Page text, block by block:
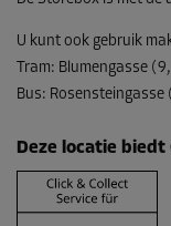
Unit 26
Oppervlak: 2,1 m²
L:1,21m B:1,68
U kunt ook gebruik
Tram: Blumengasse
Bus: Rosensteingasse
Deze locatie biedt